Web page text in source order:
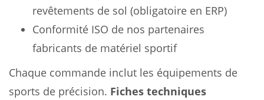
revêtements de sol (obligatoire en ERP)
Conformité ISO de nos partenaires
fabricants de matériel sportif
Chaque commande inclut les équipements de
sports de précision. Fiches techniques